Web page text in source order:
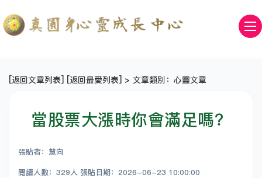
[返回文章列表] [返回最愛列表] > 文章類別：心靈文章
當股票大漲時你會滿足嗎？
張貼者：慧向
閱讀人數：329人 張貼日期：2026-06-23 10:00:00